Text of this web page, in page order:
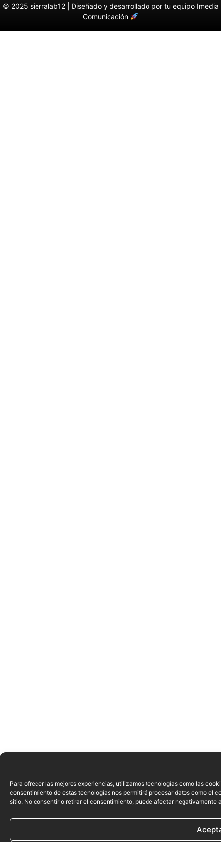
Para ofrecer las mejores experiencias, utilizamos tecnologías como las
consentimiento de estas tecnologías nos permitirá procesar datos como el
sitio. No consentir o retirar el consentimiento, puede afectar negativamente
© 2025 sierralab12 | Diseñado y desarrollado por tu equipo Imedia
Comunicación